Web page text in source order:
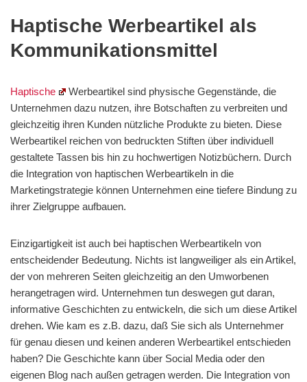
Haptische Werbeartikel als
Kommunikationsmittel
Haptische
Werbeartikel sind physische Gegenstände, die
Unternehmen dazu nutzen, ihre Botschaften zu verbreiten und
gleichzeitig ihren Kunden nützliche Produkte zu bieten. Diese
Werbeartikel reichen von bedruckten Stiften über individuell
gestaltete Tassen bis hin zu hochwertigen Notizbüchern. Durch
die Integration von haptischen Werbeartikeln in die
Marketingstrategie können Unternehmen eine tiefere Bindung zu
ihrer Zielgruppe aufbauen.
Einzigartigkeit ist auch bei haptischen Werbeartikeln von
entscheidender Bedeutung. Nichts ist langweiliger als ein Artikel,
der von mehreren Seiten gleichzeitig an den Umworbenen
herangetragen wird. Unternehmen tun deswegen gut daran,
informative Geschichten zu entwickeln, die sich um diese Artikel
drehen. Wie kam es z.B. dazu, daß Sie sich als Unternehmer
für genau diesen und keinen anderen Werbeartikel entschieden
haben? Die Geschichte kann über Social Media oder den
eigenen Blog nach außen getragen werden. Die Integration von